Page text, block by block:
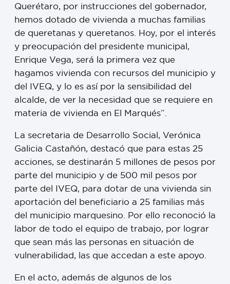
Querétaro, por instrucciones del gobernador,
hemos dotado de vivienda a muchas familias
de queretanas y queretanos. Hoy, por el interés
y preocupación del presidente municipal,
Enrique Vega, será la primera vez que
hagamos vivienda con recursos del municipio y
del IVEQ, y lo es así por la sensibilidad del
alcalde, de ver la necesidad que se requiere en
materia de vivienda en El Marqués”.
La secretaria de Desarrollo Social, Verónica
Galicia Castañón, destacó que para estas 25
acciones, se destinarán 5 millones de pesos por
parte del municipio y de 500 mil pesos por
parte del IVEQ, para dotar de una vivienda sin
aportación del beneficiario a 25 familias más
del municipio marquesino. Por ello reconoció la
labor de todo el equipo de trabajo, por lograr
que sean más las personas en situación de
vulnerabilidad, las que accedan a este apoyo.
En el acto, además de algunos de los